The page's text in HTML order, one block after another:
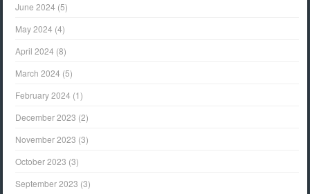
June 2024 (5)
May 2024 (4)
April 2024 (8)
March 2024 (5)
February 2024 (1)
December 2023 (2)
November 2023 (3)
October 2023 (3)
September 2023 (3)